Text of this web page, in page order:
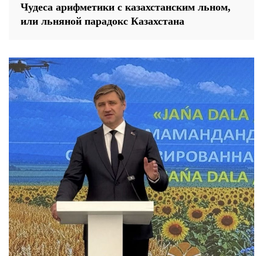
Чудеса арифметики с казахстанским льном,
или льняной парадокс Казахстана